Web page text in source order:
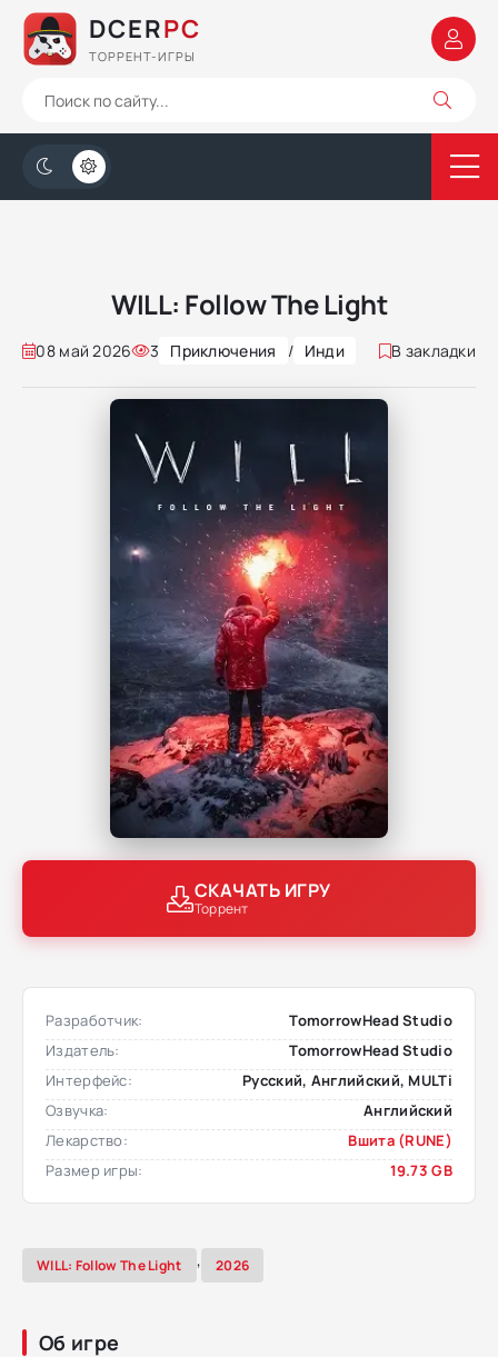
DCERPC
ТОРРЕНТ-ИГРЫ
WILL: Follow The Light
08 май 2026 3 Приключения / Инди В закладки
СКАЧАТЬ ИГРУ
Торрент
Разработчик:
TomorrowHead Studio
Издатель:
TomorrowHead Studio
Интерфейс:
Русский, Английский, MULTi
Озвучка:
Английский
Лекарство:
Вшита (RUNE)
Размер игры:
19.73 GB
WILL: Follow The Light , 2026
Об игре